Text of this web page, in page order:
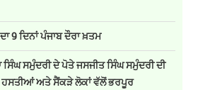
9 ਦਿਨਾਂ ਪੰਜਾਬ ਦੌਰਾ ਖ਼ਤਮ
ਸਿੰਘ ਸਮੁੰਦਰੀ ਦੇ ਪੋਤੇ ਜਸਜੀਤ ਸਿੰਘ ਸਮੁੰਦਰੀ ਦੀ
ਹਸਤੀਆਂ ਅਤੇ ਸੈਂਕੜੇ ਲੋਕਾਂ ਵੱਲੋਂ ਭਰਪੂਰ